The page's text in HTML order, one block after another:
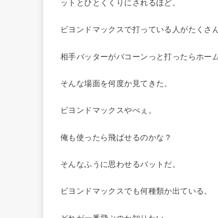
ットとひとくくりにされるほど。
ビヨンドマックスで打っている人がたくさ
相手バッターがバコーンっと打ったらホー
そんな場面を何度か見てきた。
ビヨンドマックスやべぇ。
俺も使ったら飛ばせるのかな？
そんなふうに思わせるバットだ。
ビヨンドマックスでも何種類か出ている。